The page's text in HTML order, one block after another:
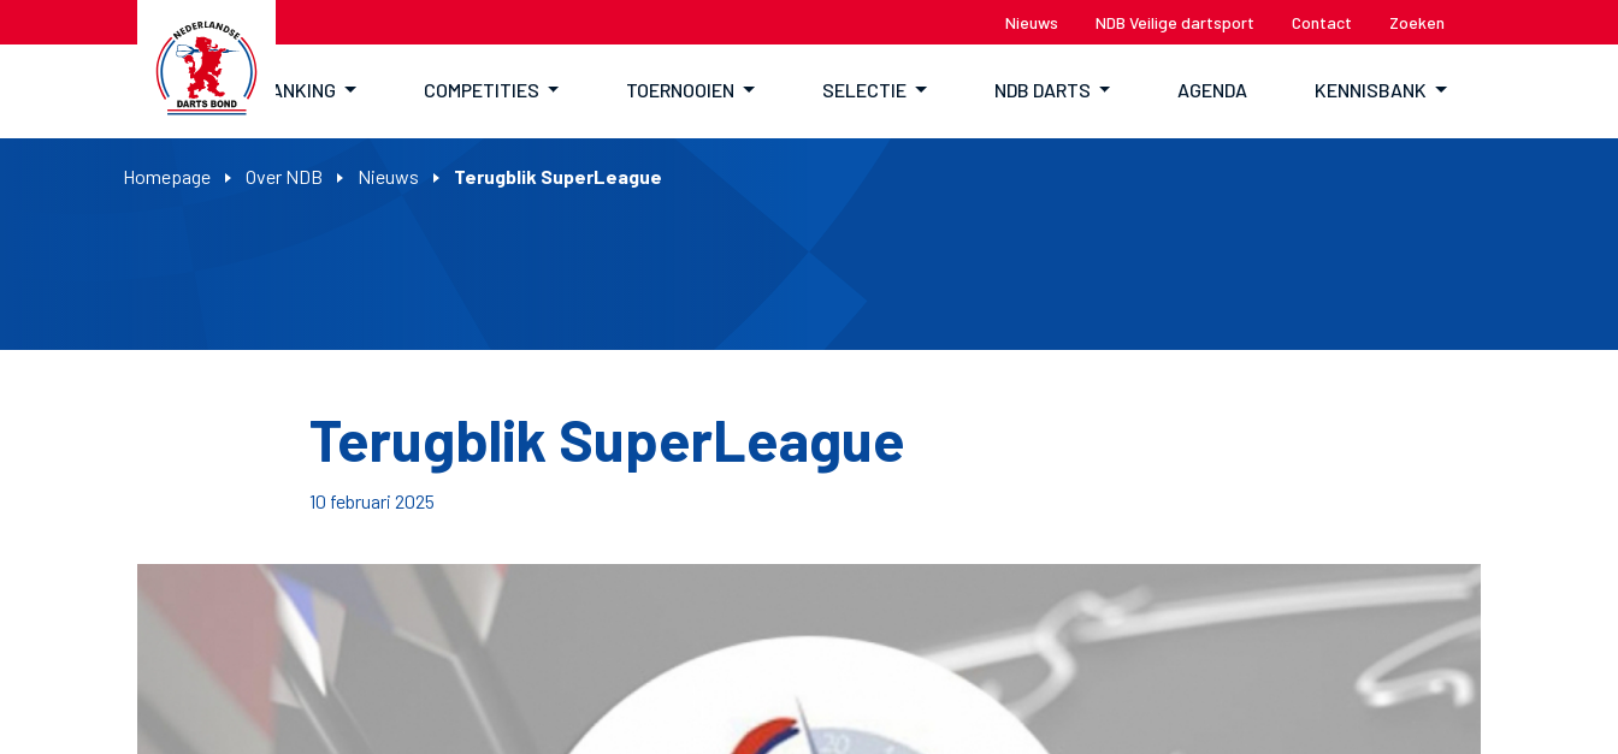
Nieuws NDB Veilige dartsport Contact Zoeken
RANKING COMPETITIES TOERNOOIEN SELECTIE NDB DARTS AGENDA KENNISBANK
Homepage Over NDB Nieuws Terugblik SuperLeague
Terugblik SuperLeague
10 februari 2025